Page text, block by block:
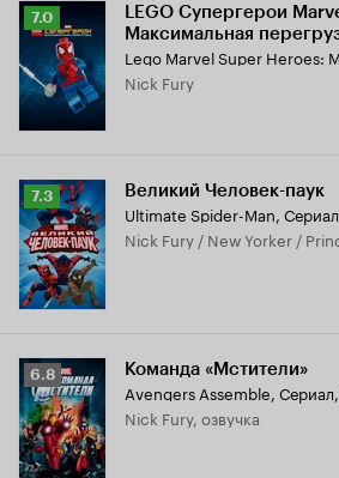
Рейтинг
Кинопоиска
7.0
7.0
LEGO Супергерои
Максимальная
Nick Fury
Рейтинг
Кинопоиска
7.3
7.3 Великий Человек-паук
Ultimate Spider-Man,
Nick Fury / New Yorker / Principal / Taurus
Рейтинг
Кинопоиска
6.8
6.8 Команда «Мстители»
Avengers Assemble,
Nick Fury, озвучка